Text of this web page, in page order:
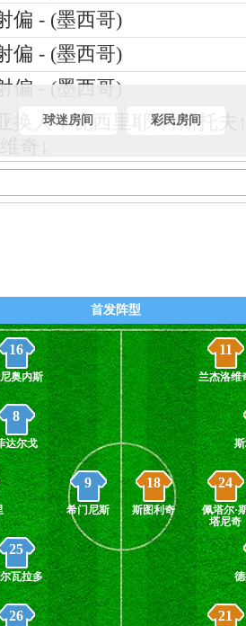
偏 - (墨西哥)
偏 - (墨西哥)
偏 - (墨西哥)
换人，瓦西里耶•科斯托夫
换人，涅戈斯•彼得罗维奇
人，路易斯•罗莫↑ 赫苏斯
人，路易斯•查韦斯↑ 约翰
人，欧贝林•皮内达↑ 罗伯
球迷房间 彩民房间
首发阵型
11
兰杰洛维
24
佩塔尔·
塔尼奇
21
18
斯图利奇
26
25
瓦拉多
8
达尔戈
16
奥内斯
9
希门尼斯